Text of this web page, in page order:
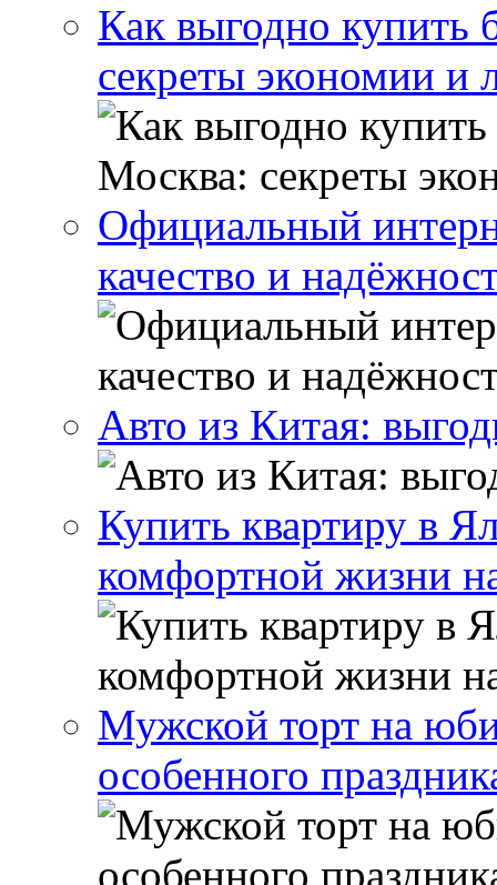
Как выгодно купить
секреты экономии и
Официальный
качество и
Авто из Китая:
Купить квартиру в
комфортной жизни
Мужской торт на
особенного